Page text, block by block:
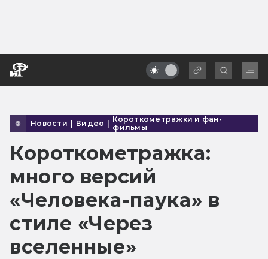
Новости | Видео | Короткометражки и фан-
фильмы
Короткометражка:
много версий
«Человека-паука» в
стиле «Через
вселенные»